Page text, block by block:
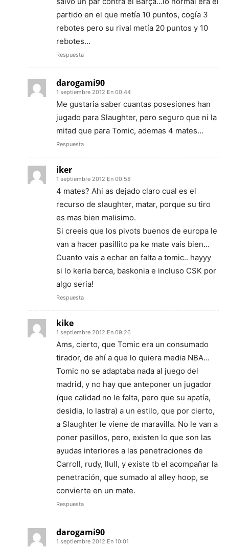
partido en el que metía 10 puntos, cogía 3
rebotes pero su rival metía 20 puntos y 10
rebotes…
Respuesta
darogami90
1 septiembre 2012 En 00:44
Me gustaria saber cuantas posesiones han
jugado para Slaughter, pero seguro que ni la
mitad que para Tomic, ademas 4 mates…
Respuesta
iker
1 septiembre 2012 En 00:58
4 mates? Ahi as dejado claro cual es el
recurso de slaughter, matar, porque su tiro
es mas bien malisimo.
Si creeis que los pivots buenos de europa le
van a hacer pasillito pa ke mate vais bien…
Cuanto vais a echar en falta a tomic.. hayyy
si lo keria barca, baskonia e incluso CSK por
algo seria!
Respuesta
kike
1 septiembre 2012 En 09:26
Ams, cierto, que Tomic era un consumado
tirador, de ahí a que lo quiera media NBA…
Tomic no se adaptaba nada al juego del
madrid, y no hay que anteponer un jugador
(que calidad no le falta, pero que su apatía,
desidia, lo lastra) a un estilo, que por cierto,
a Slaughter le viene de maravilla. No le van a
poner pasillos, pero, existen lo que son las
ayudas interiores a las penetraciones de
Carroll, rudy, llull, y existe tb el acompañar la
penetración, que sumado al alley hoop, se
convierte en un mate.
Respuesta
darogami90
1 septiembre 2012 En 10:01